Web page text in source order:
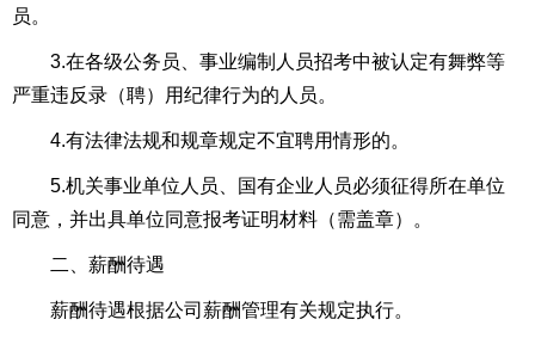
员。
3.在各级公务员、事业编制人员招考中被认定有舞弊等
严重违反录（聘）用纪律行为的人员。
4.有法律法规和规章规定不宜聘用情形的。
5.机关事业单位人员、国有企业人员必须征得所在单位
同意，并出具单位同意报考证明材料（需盖章）。
二、薪酬待遇
薪酬待遇根据公司薪酬管理有关规定执行。